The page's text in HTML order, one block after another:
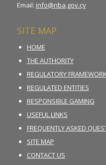
Email: info@nba.gov.cy
SITE MAP
HOME
THE AUTHORITY
REGULATORY
REGULATED ENTITIES
RESPONSIBLE GAMING
USEFUL LINKS
FREQUENTLY ASKED
SITE MAP
CONTACT US